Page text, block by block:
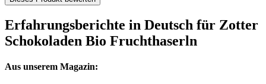
Erfahrungsberichte in Deutsch für Zotter
Schokoladen Bio Fruchthaserln
Aus unserem Magazin: